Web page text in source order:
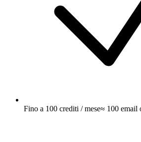
Fino a 100 crediti / mese≈ 100 email